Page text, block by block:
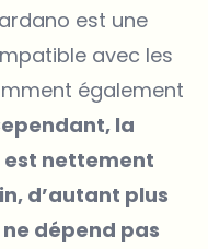
est une
avec les
également
la
est nettement
d’autant plus
dépend pas